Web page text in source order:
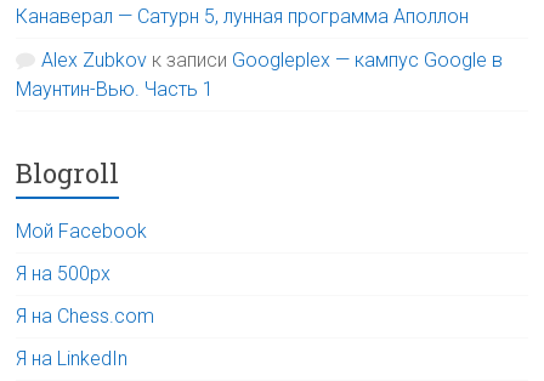
Канаверал — Сатурн 5, лунная программа Аполлон
Alex Zubkov к записи Googleplex — кампус Google в
Маунтин-Вью. Часть 1
Blogroll
Мой Facebook
Я на 500px
Я на Chess.com
Я на LinkedIn